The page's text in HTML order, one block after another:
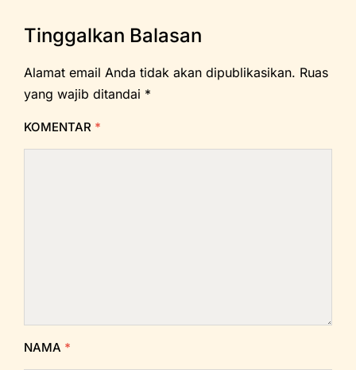
Tinggalkan Balasan
Alamat email Anda tidak akan dipublikasikan. Ruas
yang wajib ditandai *
KOMENTAR *
NAMA *